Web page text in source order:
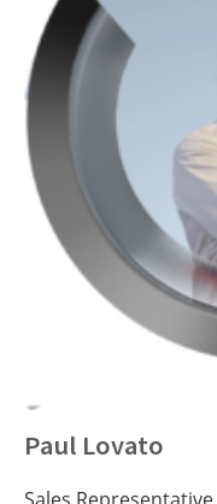
Paul Lovato